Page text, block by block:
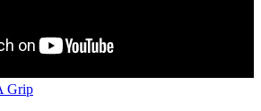
Grip